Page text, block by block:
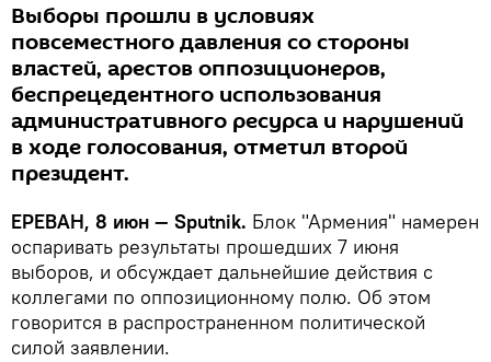
Выборы прошли в условиях
повсеместного давления со стороны
властей, арестов оппозиционеров,
беспрецедентного использования
административного ресурса и нарушений
в ходе голосования, отметил второй
президент.
ЕРЕВАН, 8 июн — Sputnik. Блок "Армения" намерен
оспаривать результаты прошедших 7 июня
выборов, и обсуждает дальнейшие действия с
коллегами по оппозиционному полю. Об этом
говорится в распространенном политической
силой заявлении.